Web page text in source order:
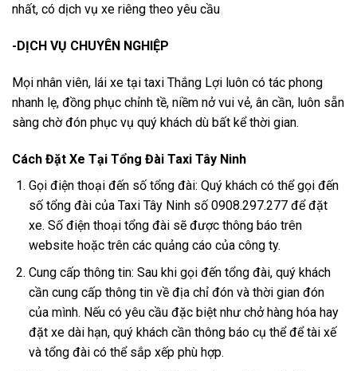
nhất, có dịch vụ xe riêng theo yêu cầu
-DỊCH VỤ CHUYÊN NGHIỆP
Mọi nhân viên, lái xe tại taxi Thắng Lợi luôn có tác phong
nhanh lẹ, đồng phục chỉnh tề, niềm nở vui vẻ, ân cần, luôn sẵn
sàng chờ đón phục vụ quý khách dù bất kể thời gian.
Cách Đặt Xe Tại Tổng Đài Taxi Tây Ninh
Gọi điện thoại đến số tổng đài: Quý khách có thể gọi đến
số tổng đài của Taxi Tây Ninh số 0908.297.277 để đặt
xe. Số điện thoại tổng đài sẽ được thông báo trên
website hoặc trên các quảng cáo của công ty.
Cung cấp thông tin: Sau khi gọi đến tổng đài, quý khách
cần cung cấp thông tin về địa chỉ đón và thời gian đón
của mình. Nếu có yêu cầu đặc biệt như chở hàng hóa hay
đặt xe dài hạn, quý khách cần thông báo cụ thể để tài xế
và tổng đài có thể sắp xếp phù hợp.